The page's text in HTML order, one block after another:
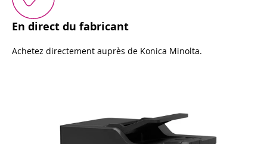
En direct du fabricant
Achetez directement auprès de Konica Minolta.